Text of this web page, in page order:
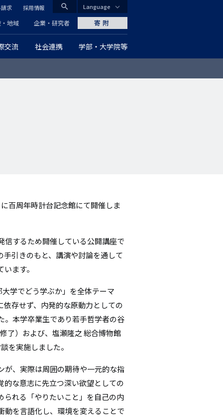
CLOSE
search
グ
ロ
交流 社会連携 学部・大学院等
地域 企業・研究者
求 採用情報
寄附
Language
百周年時計台記念館にて開催しま
するため開催している公開講座で
引きのもと、講演や討論を通して
ます。
学でどう学ぶか」を全体テーマ
存せず、内発的な原動力としての
。本学卒業生であり若手哲学者の谷
了）および、塩瀬隆之 総合博物館
を実施しました。
、実際は周囲の期待や一元的な指
な意志に先立つ深い欲望としての
られる「やりたいこと」を自己の内
動を言語化し、環境を変えることで